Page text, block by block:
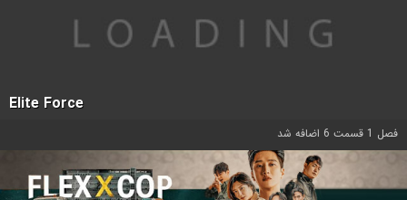
Elite Force
فصل 1 قسمت 6 اضافه شد